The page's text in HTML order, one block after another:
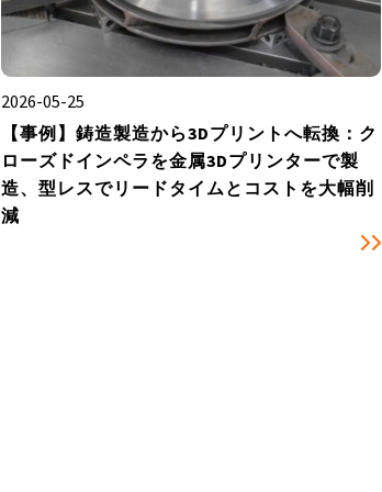
2026-05-25
【事例】鋳造製造から3Dプリントへ転換：ク
ローズドインペラを金属3Dプリンターで製
造、型レスでリードタイムとコストを大幅削
減
